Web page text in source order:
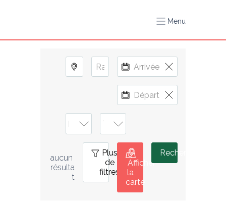
Menu
aucun
résulta
t
Plus
de
filtres
Afficher
la
carte
Rechercher